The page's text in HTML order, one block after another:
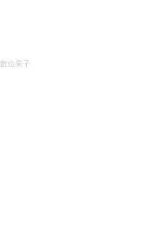
數位果子